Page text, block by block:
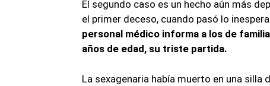
El segundo caso es un hecho aún más
el primer deceso, cuando pasó lo
personal médico informa a los de
años de edad, su triste partida.
La sexagenaria había muerto en una silla